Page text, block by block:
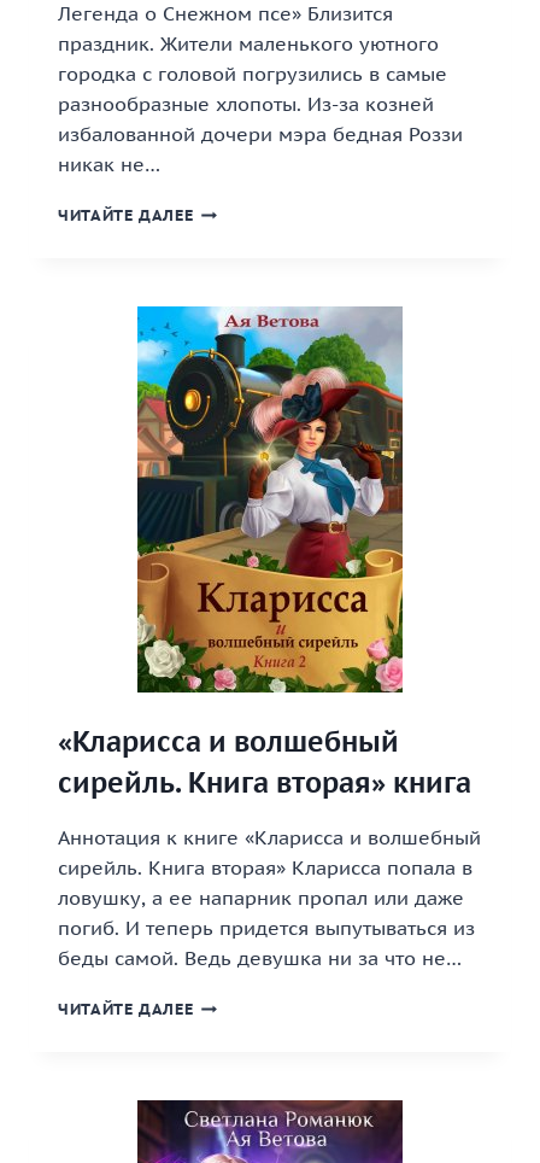
Легенда о Снежном псе» Близится
праздник. Жители маленького уютного
городка с головой погрузились в самые
разнообразные хлопоты. Из-за козней
избалованной дочери мэра бедная Роззи
никак не…
ЧИТАЙТЕ ДАЛЕЕ «ПРЯНИКИ
ЛЕГЕНДА
О
СНЕЖНОМ
ПСЕ»
КНИГА
«Кларисса и волшебный
сирейль. Книга вторая» книга
Аннотация к книге «Кларисса и волшебный
сирейль. Книга вторая» Кларисса попала в
ловушку, а ее напарник пропал или даже
погиб. И теперь придется выпутываться из
беды самой. Ведь девушка ни за что не…
ЧИТАЙТЕ ДАЛЕЕ «КЛАРИССА
КНИГА
ВТОРАЯ»
КНИГА